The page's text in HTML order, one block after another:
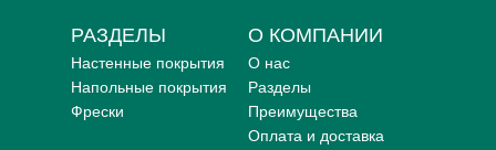
РАЗДЕЛЫ
Настенные покрытия
Напольные покрытия
Фрески
О КОМПАНИИ
О нас
Разделы
Преимущества
Оплата и доставка